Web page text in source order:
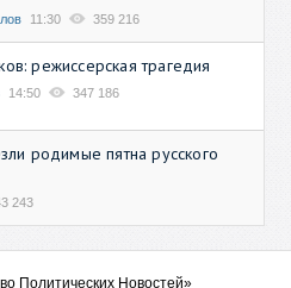
11:30 359 216
режиссерская трагедия
14:50 347 186
родимые пятна русского
243
Политических Новостей»